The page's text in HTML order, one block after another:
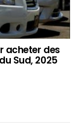
acheter des
Sud, 2025